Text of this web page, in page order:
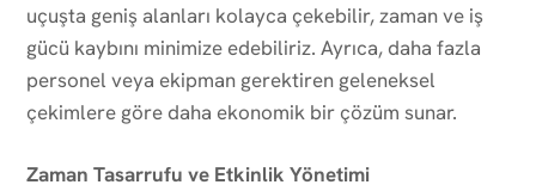
uçuşta geniş alanları kolayca çekebilir, zaman ve iş
gücü kaybını minimize edebiliriz. Ayrıca, daha fazla
personel veya ekipman gerektiren geleneksel
çekimlere göre daha ekonomik bir çözüm sunar.
Zaman Tasarrufu ve Etkinlik Yönetimi